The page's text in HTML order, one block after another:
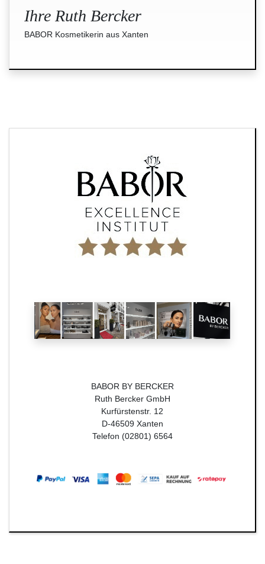
Ihre Ruth Bercker
BABOR Kosmetikerin aus Xanten
BABOR BY BERCKER
Ruth Bercker GmbH
Kurfürstenstr. 12
D-46509 Xanten
Telefon (02801) 6564